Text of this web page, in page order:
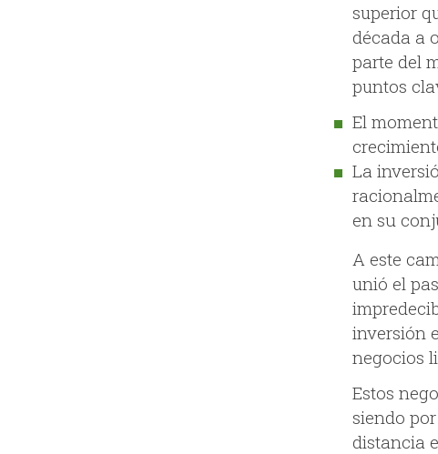
superior
década a
parte del
puntos
El
La
en su
A este
unió el
inversión
negocios
Estos
siendo
distancia